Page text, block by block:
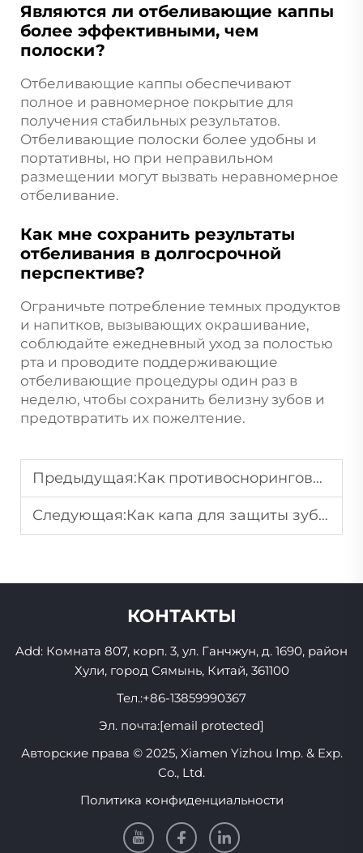
Являются ли отбеливающие каппы
более эффективными, чем
полоски?
Отбеливающие каппы обеспечивают
полное и равномерное покрытие для
получения стабильных результатов.
Отбеливающие полоски более удобны и
портативны, но при неправильном
размещении могут вызвать неравномерное
отбеливание.
Как мне сохранить результаты
отбеливания в долгосрочной
перспективе?
Ограничьте потребление темных продуктов
и напитков, вызывающих окрашивание,
соблюдайте ежедневный уход за полостью
рта и проводите поддерживающие
отбеливающие процедуры один раз в
неделю, чтобы сохранить белизну зубов и
предотвратить их пожелтение.
Предыдущая:Как противосноринговый ротовой фиксатор улучшает качество сна как для храпящих, так и для их партнёров?
Следующая:Как капа для защиты зубов предотвращает повреждение зубов при случайных ударах?
КОНТАКТЫ
Add: Комната 807, корп. 3, ул. Ганчжун, д. 1690, район
Хули, город Сямынь, Китай, 361100
Тел.:+86-13859990367
Эл. почта:[email protected]
Авторские права © 2025, Xiamen Yizhou Imp. & Exp.
Co., Ltd.
Политика конфиденциальности